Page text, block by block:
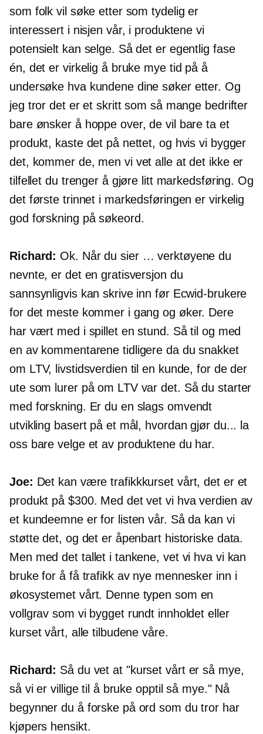
som folk vil søke etter som tydelig er
interessert i nisjen vår, i produktene vi
potensielt kan selge. Så det er egentlig fase
én, det er virkelig å bruke mye tid på å
undersøke hva kundene dine søker etter. Og
jeg tror det er et skritt som så mange bedrifter
bare ønsker å hoppe over, de vil bare ta et
produkt, kaste det på nettet, og hvis vi bygger
det, kommer de, men vi vet alle at det ikke er
tilfellet du trenger å gjøre litt markedsføring. Og
det første trinnet i markedsføringen er virkelig
god forskning på søkeord.
Richard: Ok. Når du sier … verktøyene du
nevnte, er det en gratisversjon du
sannsynligvis kan skrive inn før Ecwid-brukere
for det meste kommer i gang og øker. Dere
har vært med i spillet en stund. Så til og med
en av kommentarene tidligere da du snakket
om LTV, livstidsverdien til en kunde, for de der
ute som lurer på om LTV var det. Så du starter
med forskning. Er du en slags omvendt
utvikling basert på et mål, hvordan gjør du... la
oss bare velge et av produktene du har.
Joe: Det kan være trafikkkurset vårt, det er et
produkt på $300. Med det vet vi hva verdien av
et kundeemne er for listen vår. Så da kan vi
støtte det, og det er åpenbart historiske data.
Men med det tallet i tankene, vet vi hva vi kan
bruke for å få trafikk av nye mennesker inn i
økosystemet vårt. Denne typen som en
vollgrav som vi bygget rundt innholdet eller
kurset vårt, alle tilbudene våre.
Richard: Så du vet at "kurset vårt er så mye,
så vi er villige til å bruke opptil så mye." Nå
begynner du å forske på ord som du tror har
kjøpers hensikt.